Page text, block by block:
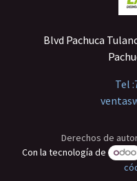
Blvd Pachuca
Tel :
Derechos de
Con la tecnología de